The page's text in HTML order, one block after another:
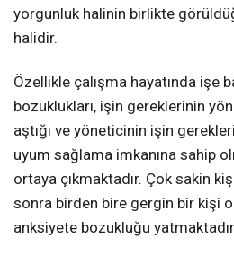
yorgunluk halinin birlikte
halidir.
Özellikle çalışma hayatında işe
bozuklukları, işin gereklerinin
aştığı ve yöneticinin işin
uyum sağlama imkanına sahip
ortaya çıkmaktadır. Çok sakin
sonra birden bire gergin bir kişi
anksiyete bozukluğu